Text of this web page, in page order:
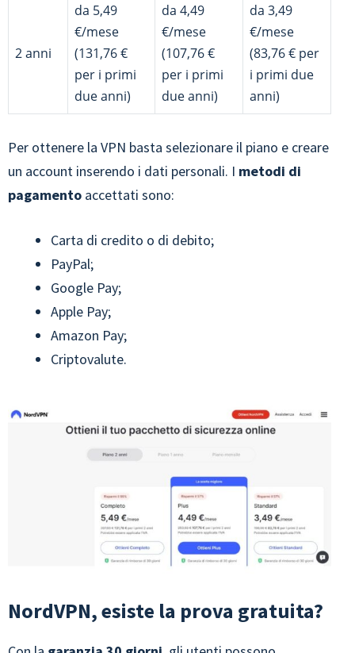
2 anni
da 5,49
€/mese
(131,76 €
per i primi
due anni)
da 4,49
€/mese
(107,76 €
per i primi
due anni)
da 3,49
€/mese
(83,76 € per
i primi due
anni)
Per ottenere la VPN basta selezionare il piano e creare
un account inserendo i dati personali. I metodi di
pagamento accettati sono:
Carta di credito o di debito;
PayPal;
Google Pay;
Apple Pay;
Amazon Pay;
Criptovalute.
NordVPN, esiste la prova gratuita?